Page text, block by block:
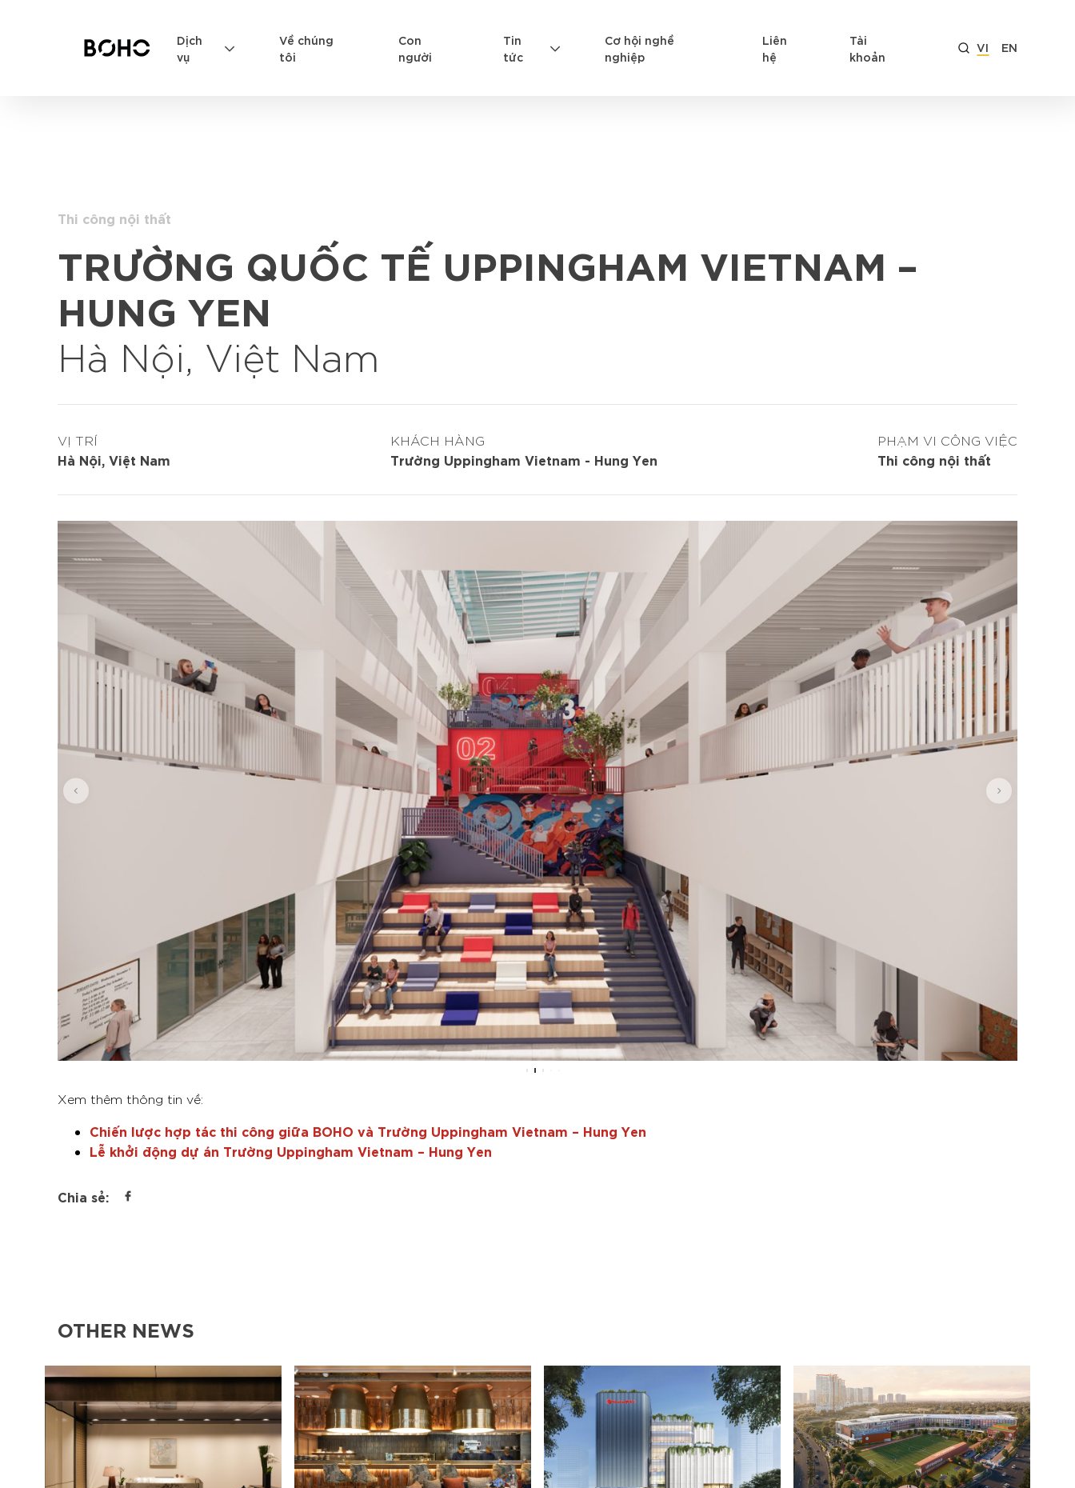
Dịch
vụ
Về chúng
tôi
Con
người
Tin
tức
Cơ hội nghề
nghiệp
Liên
hệ
Tài
khoản
VI EN
Thi công nội thất
TRƯỜNG QUỐC TẾ UPPINGHAM VIETNAM –
HUNG YEN
Hà Nội, Việt Nam
VỊ TRÍ
Hà Nội, Việt Nam
KHÁCH HÀNG
Trường Uppingham Vietnam - Hung Yen
PHẠM VI CÔNG VIỆC
Thi công nội thất
Xem thêm thông tin về:
Chiến lược hợp tác thi công giữa BOHO và Trường Uppingham Vietnam – Hung Yen
Lễ khởi động dự án Trường Uppingham Vietnam – Hung Yen
Chia sẻ:
OTHER NEWS